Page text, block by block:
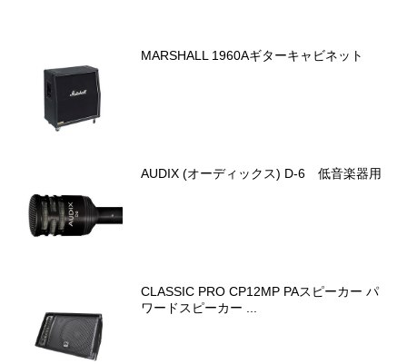
MARSHALL 1960Aギターキャビネット
AUDIX (オーディックス) D-6 低音楽器用
CLASSIC PRO CP12MP PAスピーカー パ
ワードスピーカー ...